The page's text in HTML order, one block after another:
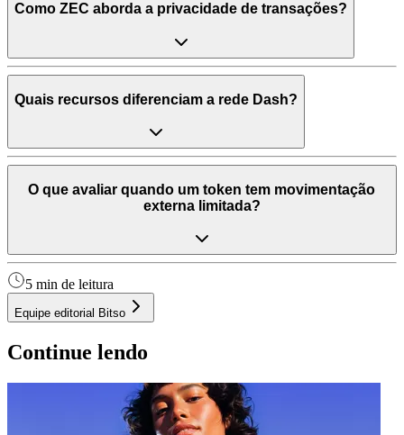
Como ZEC aborda a privacidade de transações?
Quais recursos diferenciam a rede Dash?
O que avaliar quando um token tem movimentação
externa limitada?
5 min de leitura
Equipe editorial Bitso
Continue lendo